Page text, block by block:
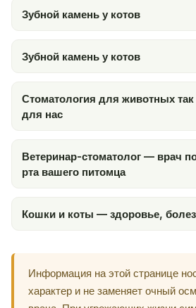
Зубной камень у котов
Зубной камень у котов
Стоматология для животных
для нас
Ветеринар-стоматолог — врач
рта вашего питомца
Кошки и коты — здоровье,
Информация на этой странице
характер и не заменяет очный